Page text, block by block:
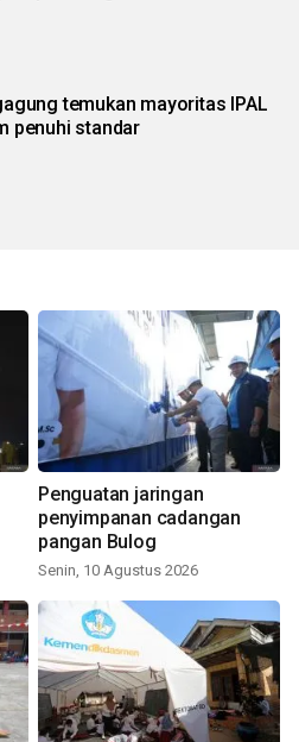
temukan mayoritas IPAL
penuhi standar
Penguatan jaringan
penyimpanan cadangan
pangan Bulog
Senin, 10 Agustus 2026